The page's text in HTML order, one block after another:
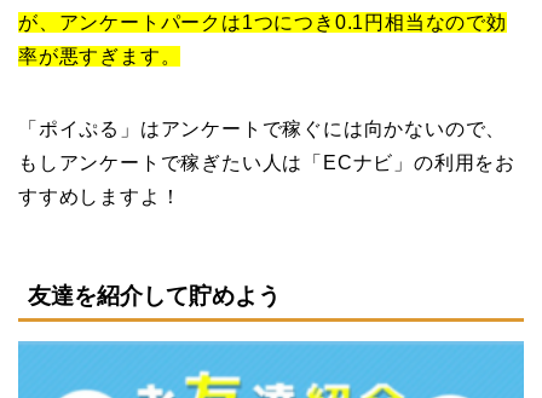
が、アンケートパークは1つにつき0.1円相当なので効
率が悪すぎます。
「ポイぷる」はアンケートで稼ぐには向かないので、
もしアンケートで稼ぎたい人は「ECナビ」の利用をお
すすめしますよ！
友達を紹介して貯めよう